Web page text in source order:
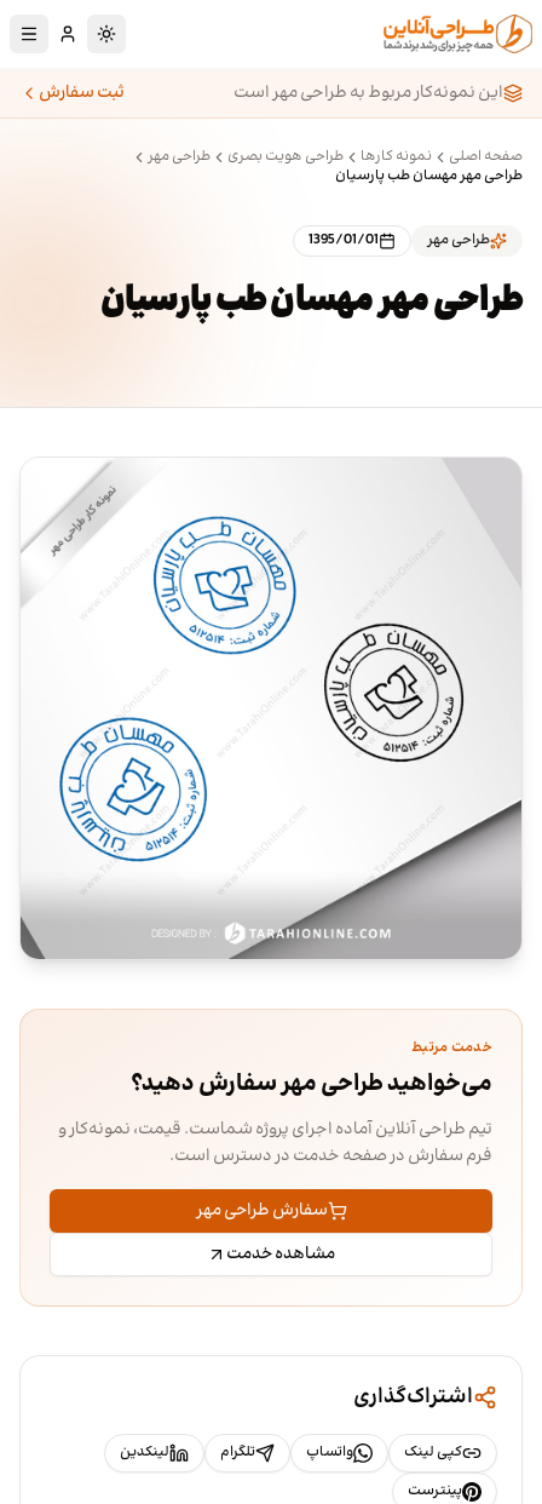
پرش به محتوای اصلی
تغییر به حالت
این نمونه‌کار مربوط به طراحی مهر است
ثبت سفارش
صفحه اصلی نمونه کارها طراحی هویت بصری
طراحی مهر
طراحی مهر مهسان طب پارسیان
طراحی مهر 1395/01/01
طراحی مهر مهسان طب پارسیان
خدمت مرتبط
می‌خواهید طراحی مهر سفارش دهید؟
تیم طراحی آنلاین آماده اجرای پروژه شماست. قیمت، نمونه‌کار و
فرم سفارش در صفحه خدمت در دسترس است.
سفارش طراحی مهر
مشاهده خدمت
اشتراک‌گذاری
کپی لینک واتساپ تلگرام
لینکدین
پینترست